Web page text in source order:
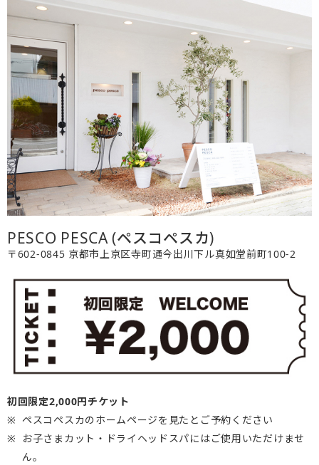
PESCO PESCA (ペスコペスカ)
〒602-0845 京都市上京区寺町通今出川下ル真如堂前町100-2
初回限定2,000円チケット
ペスコペスカのホームページを見たとご予約ください
お子さまカット・ドライヘッドスパにはご使用いただけませ
ん。